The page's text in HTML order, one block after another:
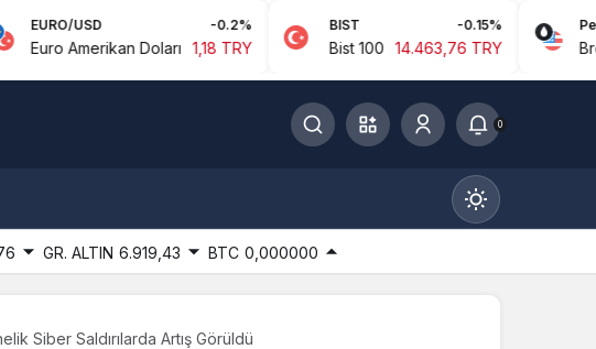
Doları 1,18 TRY
BIST
Bist 100 14.463,76 TRY
Petrol
Brent Petrol
0
GR. ALTIN 6.919,43 BTC 0,000000
Siber Saldırılarda Artış Görüldü